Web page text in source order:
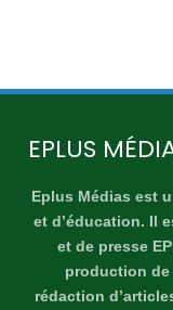
EPLUS
Eplus Médias est
et d’éducation. Il
et de presse
production de
rédaction